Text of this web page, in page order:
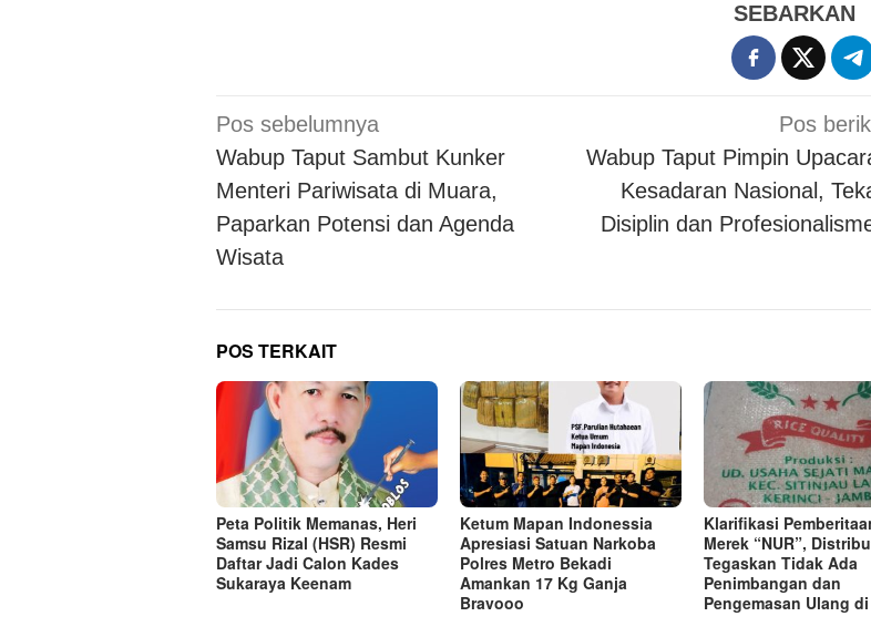
SEBARKAN
Navigasi
pos
Pos sebelumnya
Wabup Taput Sambut Kunker
Menteri Pariwisata di Muara,
Paparkan Potensi dan Agenda
Wisata
Pos
Wabup Taput Pimpin
Kesadaran Nasional,
Disiplin dan
POS TERKAIT
Peta Politik Memanas, Heri
Samsu Rizal (HSR) Resmi
Daftar Jadi Calon Kades
Sukaraya Keenam
Ketum Mapan Indonessia
Apresiasi Satuan Narkoba
Polres Metro Bekadi
Amankan 17 Kg Ganja
Bravooo
Klarifikasi
Merek “NUR”,
Tegaskan Tidak Ada
Penimbangan dan
Pengemasan Ulang